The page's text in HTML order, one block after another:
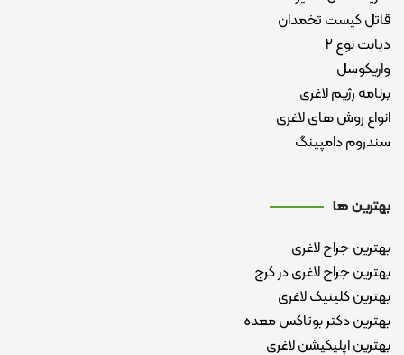
قاتل کیست تخمدان
دیابت نوع ۲
واریکوسل
برنامه رژیم لاغری
انواع روش های لاغری
سندروم دامپینگ
بهترین ها
بهترین جراح لاغری
بهترین جراح لاغری در کرج
بهترین کلینیک لاغری
بهترین دکتر بوتاکس معده
بهترین اپلیکیشن لاغری